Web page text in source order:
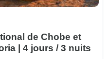
de Chobe et
| 4 jours / 3 nuits